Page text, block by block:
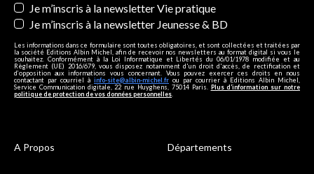
Je m’inscris à la newsletter Vie pratique
Je m’inscris à la newsletter Jeunesse & BD
Les informations dans ce formulaire sont toutes obligatoires, et sont collectées et traitées par
la société Editions Albin Michel, afin de recevoir nos newsletters au format digital si vous le
souhaitez. Conformément à la Loi Informatique et Libertés du 06/01/1978 modifiée et au
Règlement (UE) 2016/679, vous disposez notamment d'un droit d'accès, de rectification et
d’opposition aux informations vous concernant. Vous pouvez exercer ces droits en nous
contactant par courriel à info-site@albin-michel.fr ou par courrier à Editions Albin Michel,
Service Communication digitale, 22 rue Huyghens, 75014 Paris. Plus d’information sur notre
politique de protection de vos données personnelles
A Propos Départements